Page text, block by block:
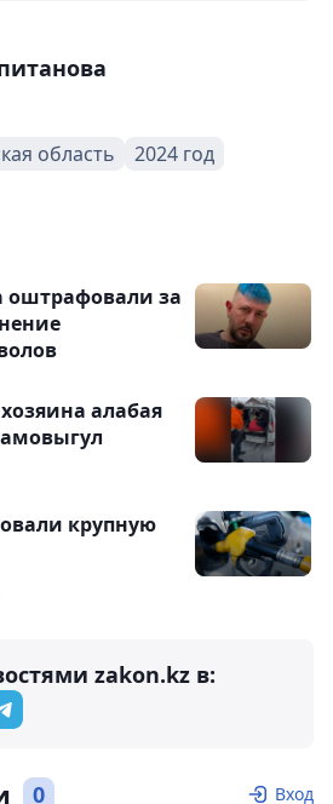
область
2024 год
оштрафовали за
алабая
крупную
zakon.kz в:
0 Вход